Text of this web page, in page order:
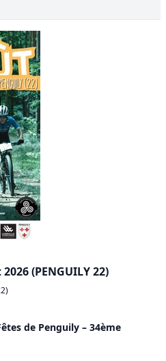
(PENGUILY 22)
de Penguily – 34ème